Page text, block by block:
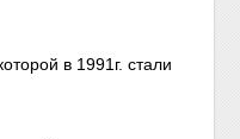
в 1991г. стали